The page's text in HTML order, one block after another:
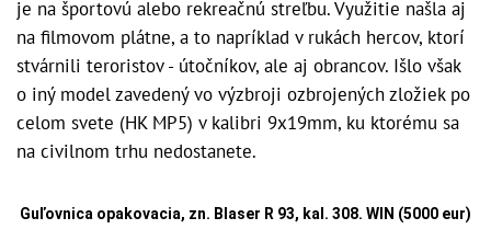
je na športovú alebo rekreačnú streľbu. Využitie našla aj
na filmovom plátne, a to napríklad v rukách hercov, ktorí
stvárnili teroristov - útočníkov, ale aj obrancov. Išlo však
o iný model zavedený vo výzbroji ozbrojených zložiek po
celom svete (HK MP5) v kalibri 9x19mm, ku ktorému sa
na civilnom trhu nedostanete.
Guľovnica opakovacia, zn. Blaser R 93, kal. 308. WIN (5000 eur)